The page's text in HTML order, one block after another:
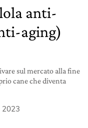
anti-
aging)
sul mercato alla fine
cane che diventa
2023